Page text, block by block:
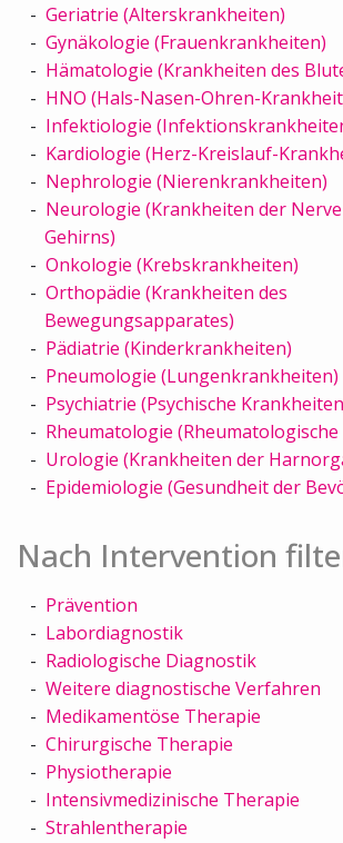
Geriatrie (Alterskrankheiten)
Gynäkologie (Frauenkrankheiten)
Hämatologie (Krankheiten des
HNO (Hals-Nasen-Ohren-
Infektiologie
Kardiologie (Herz-Kreislauf-
Nephrologie (Nierenkrankheiten)
Neurologie (Krankheiten der
Gehirns)
Onkologie (Krebskrankheiten)
Orthopädie (Krankheiten des
Bewegungsapparates)
Pädiatrie (Kinderkrankheiten)
Pneumologie (Lungenkrankheiten)
Psychiatrie (Psychische
Rheumatologie
Urologie (Krankheiten der
Epidemiologie (Gesundheit der
Nach Intervention
Prävention
Labordiagnostik
Radiologische Diagnostik
Weitere diagnostische Verfahren
Medikamentöse Therapie
Chirurgische Therapie
Physiotherapie
Intensivmedizinische Therapie
Strahlentherapie